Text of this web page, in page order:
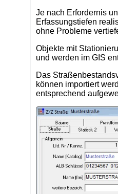
Je nach Erfordernis
Erfassungstiefen
ohne Probleme
Objekte mit
und werden im GIS
Das
können importiert
entsprechend